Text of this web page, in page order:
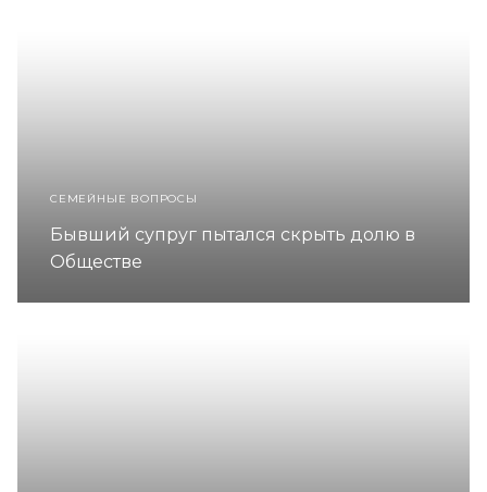
СЕМЕЙНЫЕ ВОПРОСЫ
Бывший супруг пытался скрыть долю в
Обществе